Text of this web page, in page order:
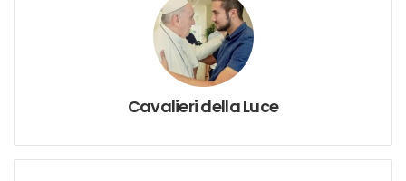
Cavalieri della Luce